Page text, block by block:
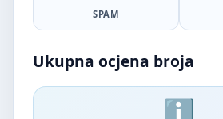
SPAM
Ukupna ocjena broja